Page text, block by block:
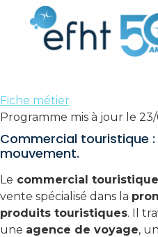
Métier
Fiche métier
Programme mis à jour le
Commercial touristique :
mouvement.
Le commercial touristique
vente spécialisé dans la
produits touristiques. Il
une agence de voyage, un